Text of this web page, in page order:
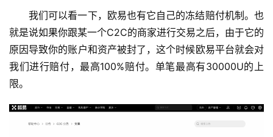
我们可以看一下，欧易也有它自己的冻结赔付机制。也
就是说如果你跟某一个C2C的商家进行交易之后，由于它的
原因导致你的账户和资产被封了，这个时候欧易平台就会对
我们进行赔付，最高100%赔付。单笔最高有30000U的上
限。